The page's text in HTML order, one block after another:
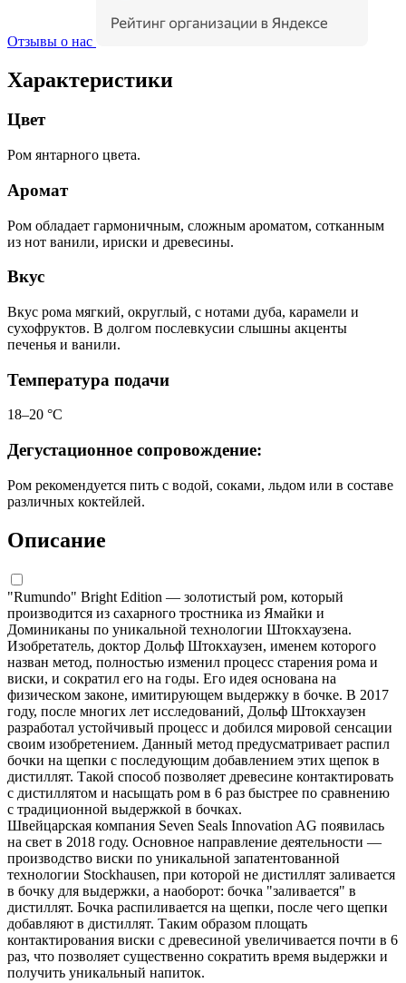
Отзывы о нас
Характеристики
Цвет
Ром янтарного цвета.
Аромат
Ром обладает гармоничным, сложным ароматом, сотканным
из нот ванили, ириски и древесины.
Вкус
Вкус рома мягкий, округлый, с нотами дуба, карамели и
сухофруктов. В долгом послевкусии слышны акценты
печенья и ванили.
Температура подачи
18–20 °С
Дегустационное сопровождение:
Ром рекомендуется пить с водой, соками, льдом или в составе
различных коктейлей.
Описание
"Rumundo" Bright Edition — золотистый ром, который
производится из сахарного тростника из Ямайки и
Доминиканы по уникальной технологии Штокхаузена.
Изобретатель, доктор Дольф Штокхаузен, именем которого
назван метод, полностью изменил процесс старения рома и
виски, и сократил его на годы. Его идея основана на
физическом законе, имитирующем выдержку в бочке. В 2017
году, после многих лет исследований, Дольф Штокхаузен
разработал устойчивый процесс и добился мировой сенсации
своим изобретением. Данный метод предусматривает распил
бочки на щепки с последующим добавлением этих щепок в
дистиллят. Такой способ позволяет древесине контактировать
с дистиллятом и насыщать ром в 6 раз быстрее по сравнению
с традиционной выдержкой в бочках.
Швейцарская компания Seven Seals Innovation AG появилась
на свет в 2018 году. Основное направление деятельности —
производство виски по уникальной запатентованной
технологии Stockhausen, при которой не дистиллят заливается
в бочку для выдержки, а наоборот: бочка "заливается" в
дистиллят. Бочка распиливается на щепки, после чего щепки
добавляют в дистиллят. Таким образом площать
контактирования виски с древесиной увеличивается почти в 6
раз, что позволяет существенно сократить время выдержки и
получить уникальный напиток.